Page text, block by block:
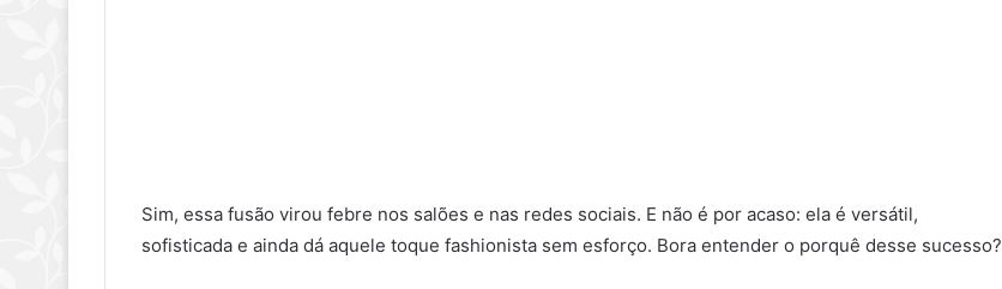
Sim, essa fusão virou febre nos salões e nas redes sociais. E não é por acaso: ela é versátil,
sofisticada e ainda dá aquele toque fashionista sem esforço. Bora entender o porquê desse sucesso?